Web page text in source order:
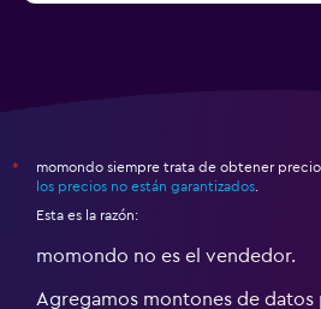
*
momondo siempre trata de obtener
los precios no están garantizados
Esta es la razón:
momondo no es el vendedor.
Agregamos montones de datos